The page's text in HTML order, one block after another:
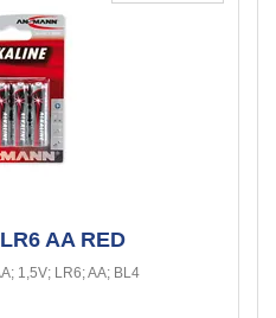
AA RED
1,5V; LR6; AA; BL4